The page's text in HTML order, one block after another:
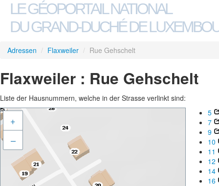
LE GÉOPORTAIL NATIONAL
DU GRAND-DUCHÉ DE
Adressen / Flaxweiler / Rue Gehschelt
Flaxweiler : Rue Gehschelt
Liste der Hausnummern, welche in der Strasse verlinkt sind:
+
–
5
7
9
10
11
12
14
16